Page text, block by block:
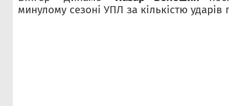
минулому сезоні УПЛ за кількістю ударів